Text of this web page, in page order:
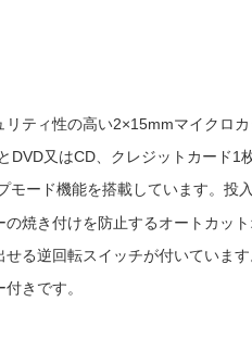
ティ性の高い2×15mmマイクロカ
DVD又はCD、クレジットカード1
モード機能を搭載しています。投
焼き付けを防止するオートカット
る逆回転スイッチが付いています
きです。